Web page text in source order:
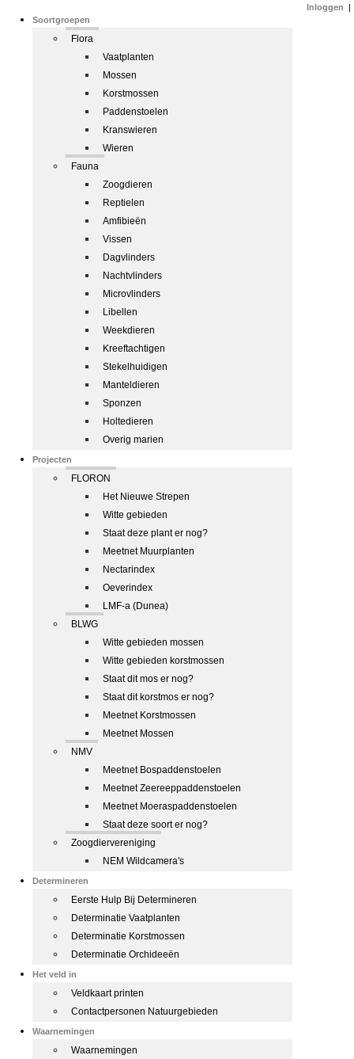
Soortgroepen
Flora
Vaatplanten
Mossen
Korstmossen
Paddenstoelen
Kranswieren
Wieren
Fauna
Zoogdieren
Reptielen
Amfibieën
Vissen
Dagvlinders
Nachtvlinders
Microvlinders
Libellen
Weekdieren
Kreeftachtigen
Stekelhuidigen
Manteldieren
Sponzen
Holtedieren
Overig marien
Projecten
FLORON
Het Nieuwe Strepen
Witte gebieden
Staat deze plant er nog?
Meetnet Muurplanten
Nectarindex
Oeverindex
LMF-a (Dunea)
BLWG
Witte gebieden mossen
Witte gebieden korstmossen
Staat dit mos er nog?
Staat dit korstmos er nog?
Meetnet Korstmossen
Meetnet Mossen
NMV
Meetnet Bospaddenstoelen
Meetnet Zeereeppaddenstoelen
Meetnet Moeraspaddenstoelen
Staat deze soort er nog?
Zoogdiervereniging
NEM Wildcamera's
Determineren
Eerste Hulp Bij Determineren
Determinatie Vaatplanten
Determinatie Korstmossen
Determinatie Orchideeën
Het veld in
Veldkaart printen
Contactpersonen Natuurgebieden
Waarnemingen
Waarnemingen
Inloggen |